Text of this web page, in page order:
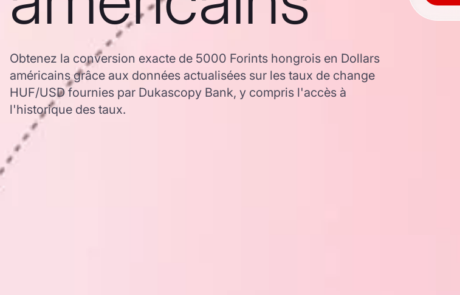
Obtenez la conversion exacte de 5000 Forints hongrois en Dollars
américains grâce aux données actualisées sur les taux de change
HUF/USD fournies par Dukascopy Bank, y compris l'accès à
l'historique des taux.